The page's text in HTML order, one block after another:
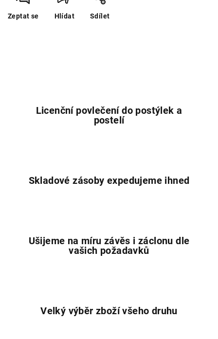
Zeptat se Hlídat Sdílet
Licenční povlečení do postýlek a
postelí
Skladové zásoby expedujeme ihned
Ušijeme na míru závěs i záclonu dle
vašich požadavků
Velký výběr zboží všeho druhu